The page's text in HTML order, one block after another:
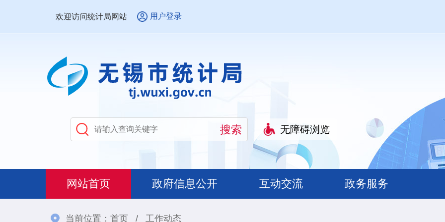
欢迎访问统计局网站 用户登录
无障碍浏览
网站首页 政府信息公开 互动交流 政务服务
当前位置： 首页 / 工作动态